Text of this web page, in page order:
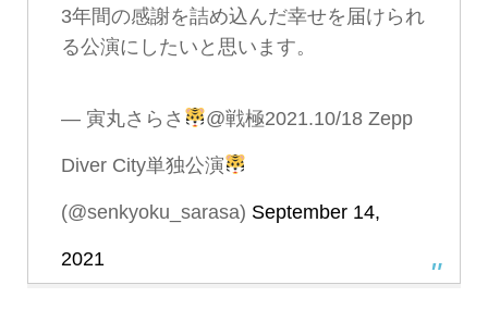
3年間の感謝を詰め込んだ幸せを届けられ
る公演にしたいと思います。
— 寅丸さらさ @戦極2021.10/18 Zepp
Diver City単独公演
(@senkyoku_sarasa) September 14,
2021